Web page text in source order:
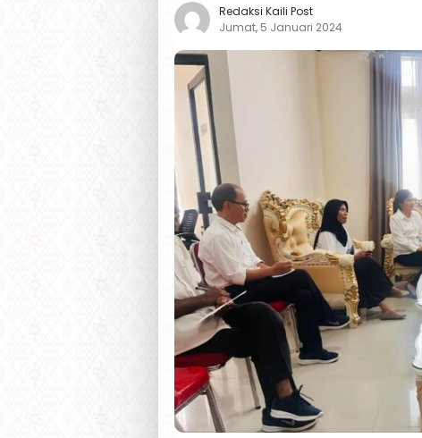
Redaksi Kaili Post
Jumat, 5 Januari 2024